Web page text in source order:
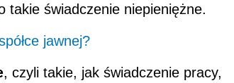
takie świadczenie niepieniężne.
jawnej?
, czyli takie, jak świadczenie pracy,